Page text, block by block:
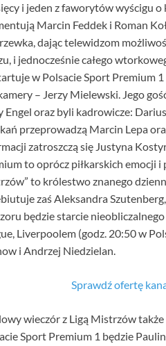
i jeden z faworytów wyścigu
Marcin Feddek i Roman
dając telewidzom
i jednocześnie całego
w Polsacie Sport Premium
– Jerzy Mielewski. Jego
Engel oraz byli kadrowicze:
przeprowadzą Marcin Lepa
zatroszczą się Justyna
to oprócz piłkarskich emocji
to królestwo znanego
zaś Aleksandra
będzie starcie
Liverpoolem (godz. 20:50 w
i Andrzej Niedzielan.
Sprawdź ofertę
wieczór z Ligą Mistrzów
Sport Premium 1 będzie